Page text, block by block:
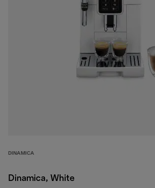
DINAMICA
Dinamica, White